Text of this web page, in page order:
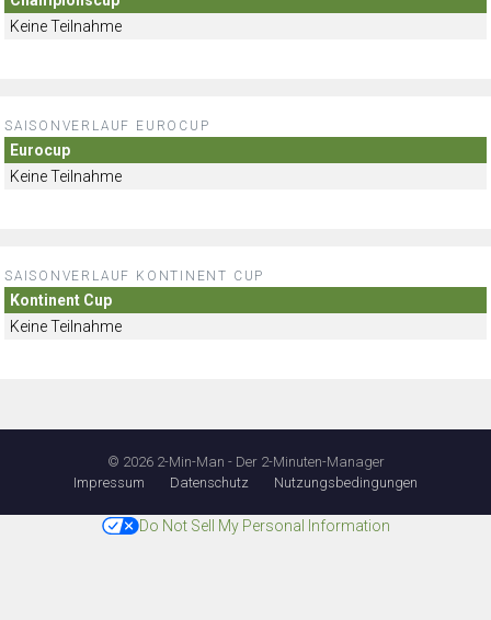
Keine Teilnahme
SAISONVERLAUF EUROCUP
Eurocup
Keine Teilnahme
SAISONVERLAUF KONTINENT CUP
Kontinent Cup
Keine Teilnahme
© 2026 2-Min-Man - Der 2-Minuten-Manager
Impressum
Datenschutz Nutzungsbedingungen
Do Not Sell My Personal Information